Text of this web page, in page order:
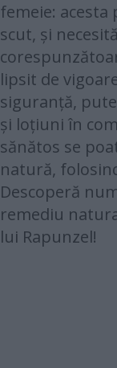
femeie: acesta
scut, și
lipsit de
siguranță,
și loțiuni în
sănătos se
natură,
Descoperă
remediu
lui Rapunzel!